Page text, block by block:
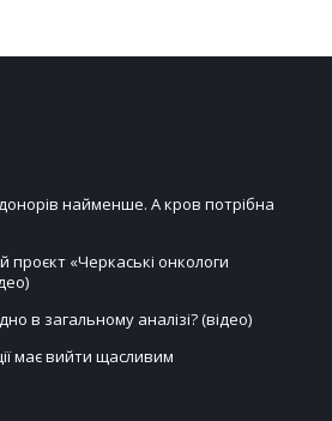
найменше. А кров потрібна
«Черкаські онкологи
в загальному аналізі? (відео)
має вийти щасливим